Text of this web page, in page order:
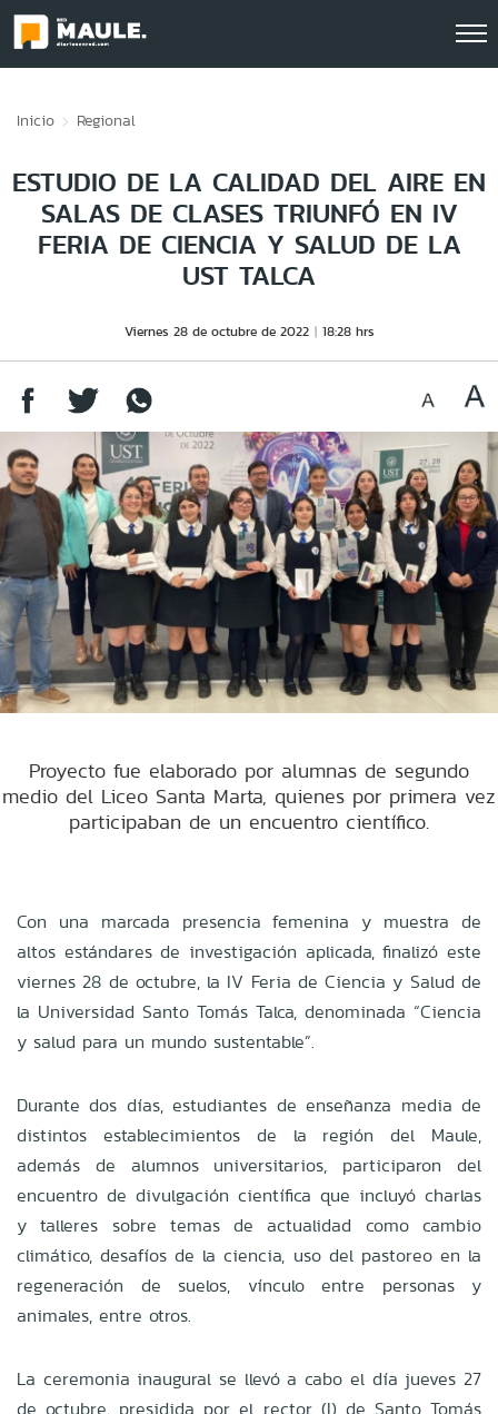
Inicio Regional
ESTUDIO DE LA CALIDAD DEL AIRE EN
SALAS DE CLASES TRIUNFÓ EN IV
FERIA DE CIENCIA Y SALUD DE LA
UST TALCA
Viernes 28 de octubre de 2022 18:28 hrs
Proyecto fue elaborado por alumnas de segundo
medio del Liceo Santa Marta, quienes por primera vez
participaban de un encuentro científico.
Con una marcada presencia femenina y muestra de
altos estándares de investigación aplicada, finalizó este
viernes 28 de octubre, la IV Feria de Ciencia y Salud de
la Universidad Santo Tomás Talca, denominada “Ciencia
y salud para un mundo sustentable”.
Durante dos días, estudiantes de enseñanza media de
distintos establecimientos de la región del Maule,
además de alumnos universitarios, participaron del
encuentro de divulgación científica que incluyó charlas
y talleres sobre temas de actualidad como cambio
climático, desafíos de la ciencia, uso del pastoreo en la
regeneración de suelos, vínculo entre personas y
animales, entre otros.
La ceremonia inaugural se llevó a cabo el día jueves 27
de octubre, presidida por el rector (I) de Santo Tomás